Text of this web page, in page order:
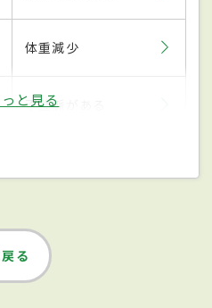
体重減少
不整脈がある
と見る
る